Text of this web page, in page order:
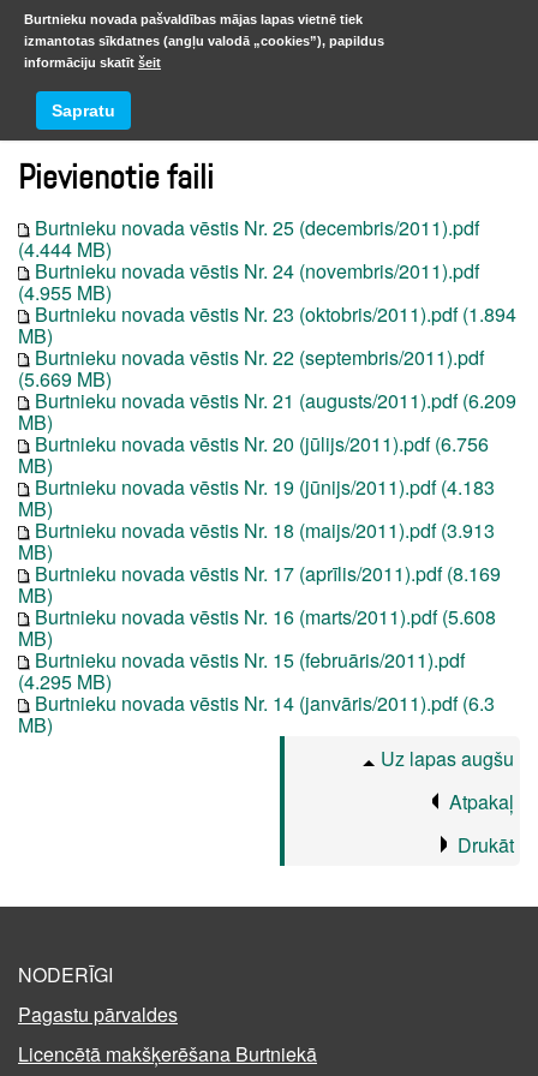
2011
Pievienotie faili
Burtnieku novada vēstis Nr. 25 (decembris/2011).pdf
(4.444 MB)
Burtnieku novada vēstis Nr. 24 (novembris/2011).pdf
(4.955 MB)
Burtnieku novada vēstis Nr. 23 (oktobris/2011).pdf (1.894
MB)
Burtnieku novada vēstis Nr. 22 (septembris/2011).pdf
(5.669 MB)
Burtnieku novada vēstis Nr. 21 (augusts/2011).pdf (6.209
MB)
Burtnieku novada vēstis Nr. 20 (jūlijs/2011).pdf (6.756
MB)
Burtnieku novada vēstis Nr. 19 (jūnijs/2011).pdf (4.183
MB)
Burtnieku novada vēstis Nr. 18 (maijs/2011).pdf (3.913
MB)
Burtnieku novada vēstis Nr. 17 (aprīlis/2011).pdf (8.169
MB)
Burtnieku novada vēstis Nr. 16 (marts/2011).pdf (5.608
MB)
Burtnieku novada vēstis Nr. 15 (februāris/2011).pdf
(4.295 MB)
Burtnieku novada vēstis Nr. 14 (janvāris/2011).pdf (6.3
MB)
Uz lapas augšu
Atpakaļ
Drukāt
NODERĪGI
Pagastu pārvaldes
Licencētā makšķerēšana Burtniekā
Burtnieku novada pašvaldības mājas lapas vietnē tiek
izmantotas sīkdatnes (angļu valodā „cookies”), papildus
informāciju skatīt šeit
Sapratu